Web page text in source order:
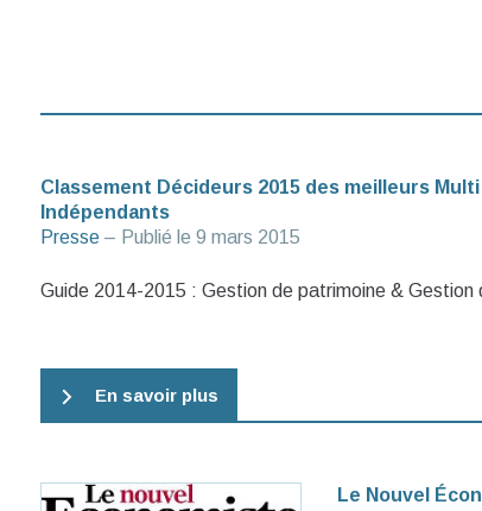
Classement Décideurs 2015 des meilleurs
Indépendants
Presse – Publié le 9 mars 2015
Guide 2014-2015 : Gestion de patrimoine & Gestion
En savoir plus
Le Nouvel